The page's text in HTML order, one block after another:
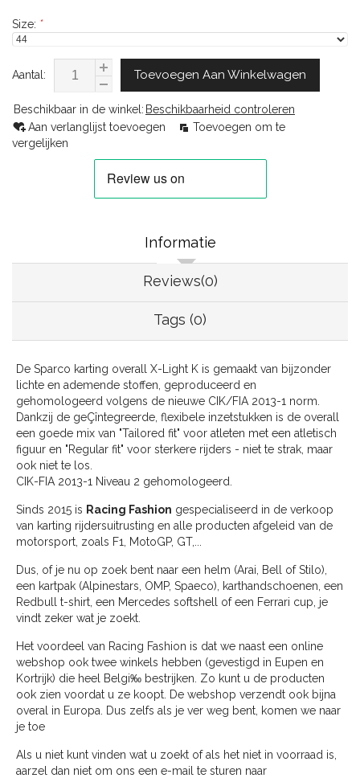
Size: *
Aantal: Toevoegen Aan Winkelwagen
Beschikbaar in de winkel: Beschikbaarheid controleren
Aan verlanglijst toevoegen
Toevoegen om te
vergelijken
Informatie
Reviews(0)
Tags (0)
De Sparco karting overall X-Light K is gemaakt van bijzonder
lichte en ademende stoffen, geproduceerd en
gehomologeerd volgens de nieuwe CIK/FIA 2013-1 norm.
Dankzij de geÇîntegreerde, flexibele inzetstukken is de overall
een goede mix van "Tailored fit" voor atleten met een atletisch
figuur en "Regular fit" voor sterkere rijders - niet te strak, maar
ook niet te los.
CIK-FIA 2013-1 Niveau 2 gehomologeerd.
Sinds 2015 is Racing Fashion gespecialiseerd in de verkoop
van karting rijdersuitrusting en alle producten afgeleid van de
motorsport, zoals F1, MotoGP, GT,...
Dus, of je nu op zoek bent naar een helm (Arai, Bell of Stilo),
een kartpak (Alpinestars, OMP, Spaeco), karthandschoenen, een
Redbull t-shirt, een Mercedes softshell of een Ferrari cup, je
vindt zeker wat je zoekt.
Het voordeel van Racing Fashion is dat we naast een online
webshop ook twee winkels hebben (gevestigd in Eupen en
Kortrijk) die heel Belgi‰ bestrijken. Zo kunt u de producten
ook zien voordat u ze koopt. De webshop verzendt ook bijna
overal in Europa. Dus zelfs als je ver weg bent, komen we naar
je toe
Als u niet kunt vinden wat u zoekt of als het niet in voorraad is,
aarzel dan niet om ons een e-mail te sturen naar